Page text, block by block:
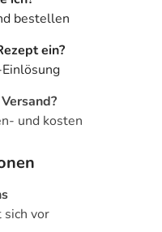
bestellen
ein?
und kosten
vor